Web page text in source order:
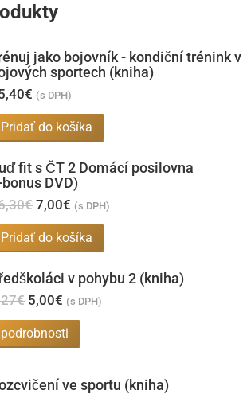
jako bojovník - kondiční trénink v
sportech (kniha)
€ (s DPH)
Pridať do košíka
fit s ČT 2 Domácí posilovna
DVD)
€ Pôvodná
bola:
16,30€.
7,00€ Aktuálna
je:
7,00€.
(s DPH)
Pridať do košíka
v pohybu 2 (kniha)
€ Pôvodná
bola:
7,27€.
5,00€ Aktuálna
je:
5,00€.
(s DPH)
podrobnosti
ve sportu (kniha)